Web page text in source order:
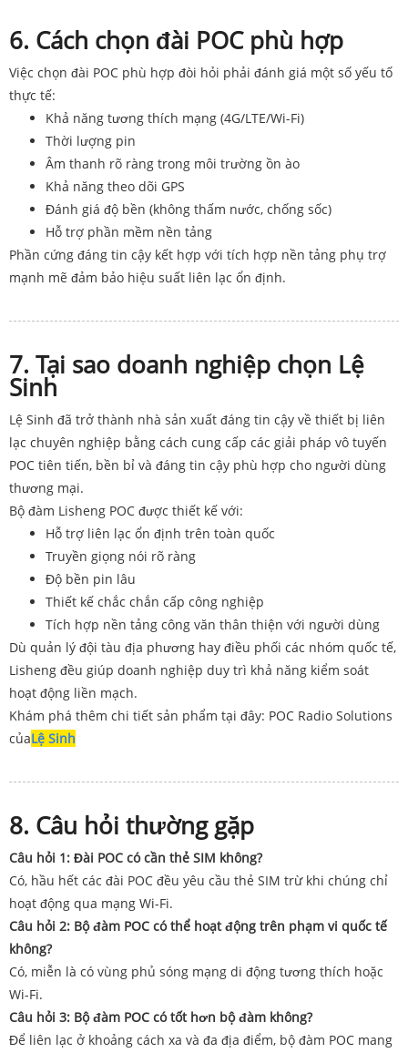
6. Cách chọn đài POC phù hợp
Việc chọn đài POC phù hợp đòi hỏi phải đánh giá một số yếu tố
thực tế:
Khả năng tương thích mạng (4G/LTE/Wi-Fi)
Thời lượng pin
Âm thanh rõ ràng trong môi trường ồn ào
Khả năng theo dõi GPS
Đánh giá độ bền (không thấm nước, chống sốc)
Hỗ trợ phần mềm nền tảng
Phần cứng đáng tin cậy kết hợp với tích hợp nền tảng phụ trợ
mạnh mẽ đảm bảo hiệu suất liên lạc ổn định.
7. Tại sao doanh nghiệp chọn Lệ
Sinh
Lệ Sinh đã trở thành nhà sản xuất đáng tin cậy về thiết bị liên
lạc chuyên nghiệp bằng cách cung cấp các giải pháp vô tuyến
POC tiên tiến, bền bỉ và đáng tin cậy phù hợp cho người dùng
thương mại.
Bộ đàm Lisheng POC được thiết kế với:
Hỗ trợ liên lạc ổn định trên toàn quốc
Truyền giọng nói rõ ràng
Độ bền pin lâu
Thiết kế chắc chắn cấp công nghiệp
Tích hợp nền tảng công văn thân thiện với người dùng
Dù quản lý đội tàu địa phương hay điều phối các nhóm quốc tế,
Lisheng đều giúp doanh nghiệp duy trì khả năng kiểm soát
hoạt động liền mạch.
Khám phá thêm chi tiết sản phẩm tại đây: POC Radio Solutions
củaLệ Sinh
8. Câu hỏi thường gặp
Câu hỏi 1: Đài POC có cần thẻ SIM không?
Có, hầu hết các đài POC đều yêu cầu thẻ SIM trừ khi chúng chỉ
hoạt động qua mạng Wi-Fi.
Câu hỏi 2: Bộ đàm POC có thể hoạt động trên phạm vi quốc tế
không?
Có, miễn là có vùng phủ sóng mạng di động tương thích hoặc
Wi-Fi.
Câu hỏi 3: Bộ đàm POC có tốt hơn bộ đàm không?
Để liên lạc ở khoảng cách xa và đa địa điểm, bộ đàm POC mang